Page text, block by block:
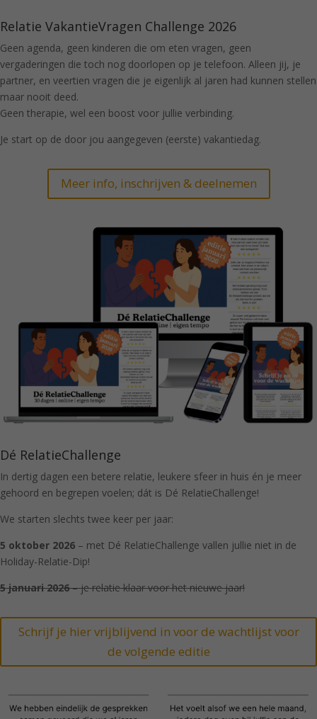
Relatie VakantieVragen Challenge 2026
Geen agenda, geen kinderen die om eten vragen, geen
vergaderingen die toch nog doorlopen op je telefoon. Alleen jij, je
partner, en veertien vragen die je eigenlijk al jaren had kunnen stellen
maar nooit deed.
Geen therapie, wel een boost voor jullie verbinding.
Je start op de door jou aangegeven (eerste) vakantiedag.
Meer info, inschrijven & deelnemen
Dé RelatieChallenge
In dertig dagen een betere relatie, leukere sfeer in huis én je meer
gehoord en begrepen voelen; dát is Dé RelatieChallenge!
We starten slechts twee keer per jaar:
5 oktober 2026 – met Dé RelatieChallenge vallen jullie niet in de
Holiday-Relatie-Dip!
5 januari 2026– je relatie klaar voor het nieuwe jaar!
Schrijf je hier vrijblijvend in voor de wachtlijst voor
de volgende editie